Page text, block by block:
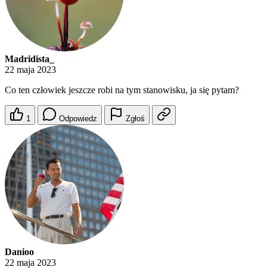
Madridista_
22 maja 2023
Co ten człowiek jeszcze robi na tym stanowisku, ja się pytam?
1 Odpowiedz Zgłoś
Danioo
22 maja 2023